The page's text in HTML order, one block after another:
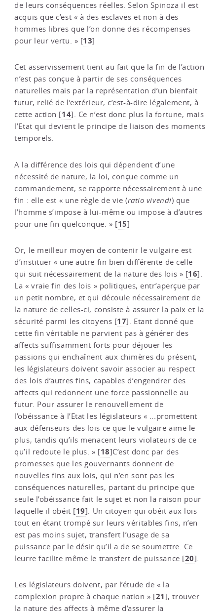
de leurs conséquences réelles. Selon Spinoza il est
acquis que c’est « à des esclaves et non à des
hommes libres que l’on donne des récompenses
pour leur vertu. » [13]
Cet asservissement tient au fait que la fin de l’action
n’est pas conçue à partir de ses conséquences
naturelles mais par la représentation d’un bienfait
futur, relié de l’extérieur, c’est-à-dire légalement, à
cette action [14]. Ce n’est donc plus la fortune, mais
l’Etat qui devient le principe de liaison des moments
temporels.
A la différence des lois qui dépendent d’une
nécessité de nature, la loi, conçue comme un
commandement, se rapporte nécessairement à une
fin : elle est « une règle de vie (ratio vivendi) que
l’homme s’impose à lui-même ou impose à d’autres
pour une fin quelconque. » [15]
Or, le meilleur moyen de contenir le vulgaire est
d’instituer « une autre fin bien différente de celle
qui suit nécessairement de la nature des lois » [16].
La « vraie fin des lois » politiques, entr’aperçue par
un petit nombre, et qui découle nécessairement de
la nature de celles-ci, consiste à assurer la paix et la
sécurité parmi les citoyens [17]. Etant donné que
cette fin véritable ne parvient pas à générer des
affects suffisamment forts pour déjouer les
passions qui enchaînent aux chimères du présent,
les législateurs doivent savoir associer au respect
des lois d’autres fins, capables d’engendrer des
affects qui redonnent une force passionnelle au
futur. Pour assurer le renouvellement de
l’obéissance à l’Etat les législateurs « ...promettent
aux défenseurs des lois ce que le vulgaire aime le
plus, tandis qu’ils menacent leurs violateurs de ce
qu’il redoute le plus. » [18]C’est donc par des
promesses que les gouvernants donnent de
nouvelles fins aux lois, qui n’en sont pas les
conséquences naturelles, partant du principe que
seule l’obéissance fait le sujet et non la raison pour
laquelle il obéit [19]. Un citoyen qui obéit aux lois
tout en étant trompé sur leurs véritables fins, n’en
est pas moins sujet, transfert l’usage de sa
puissance par le désir qu’il a de se soumettre. Ce
leurre facilite même le transfert de puissance [20].
Les législateurs doivent, par l’étude de « la
complexion propre à chaque nation » [21], trouver
la nature des affects à même d’assurer la